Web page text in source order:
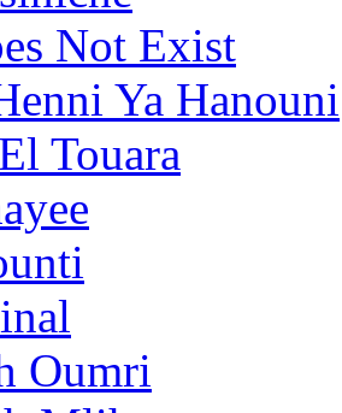
Not Exist
Ya Hanouni
Touara
Oumri